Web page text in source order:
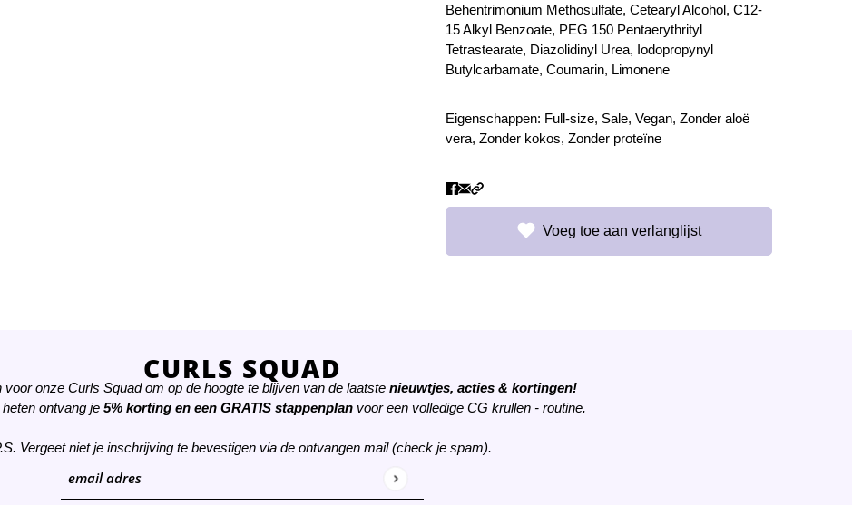
Behentrimonium Methosulfate, Cetearyl Alcohol, C12-
15 Alkyl Benzoate, PEG 150 Pentaerythrityl
Tetrastearate, Diazolidinyl Urea, Iodopropynyl
Butylcarbamate, Coumarin, Limonene
Eigenschappen: Full-size, Sale, Vegan, Zonder aloë
vera, Zonder kokos, Zonder proteïne
Voeg toe aan verlanglijst
CURLS SQUAD
voor onze Curls Squad om op de hoogte te blijven van de laatste nieuwtjes, acties & kortingen!
ontvang je 5% korting en een GRATIS stappenplan voor een volledige CG krullen - routine.
Vergeet niet je inschrijving te bevestigen via de ontvangen mail (check je spam).
email adres
Deze site wordt beschermd door hCaptcha en het privacybeleid